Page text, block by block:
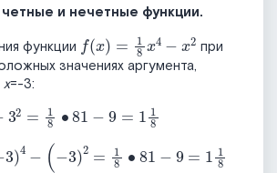
четные и нечетные функции.
функции
fx= 1 - 2
при
значениях аргумента,
x=-3:
8∙81 9 18
-3) 18 81- 1